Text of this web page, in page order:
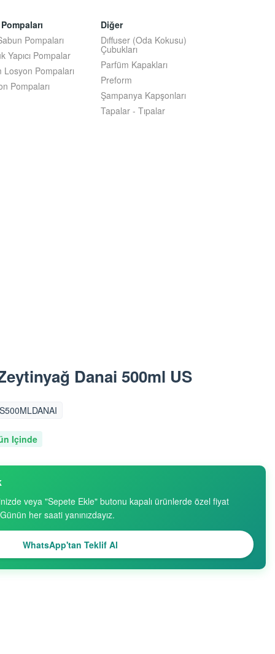
Pompaları
Yapıcı Pompalar
Losyon Pompaları
Pompaları
Diğer
Dıffuser (Oda Kokusu)
Çubukları
Parfüm Kapakları
Preform
Şampanya Kapşonları
Tapalar - Tıpalar
Danai 500ml US
Içinde
veya "Sepete Ekle" butonu kapalı ürünlerde özel fiyat
her saati yanınızdayız.
WhatsApp'tan Teklif Al